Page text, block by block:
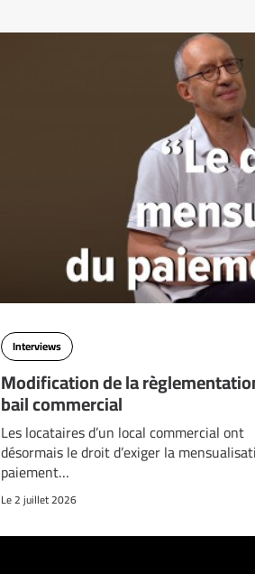
Interviews
Modification de la
bail commercial
Les locataires d’un local commercial ont
désormais le droit d’exiger la
paiement…
Le 2 juillet 2026